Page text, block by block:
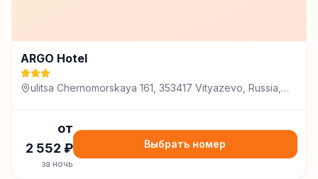
ARGO Hotel
ulitsa Chernomorskaya 161, 353417 Vityazevo, Russia,
от
2 552 ₽
за ночь
Выбрать номер